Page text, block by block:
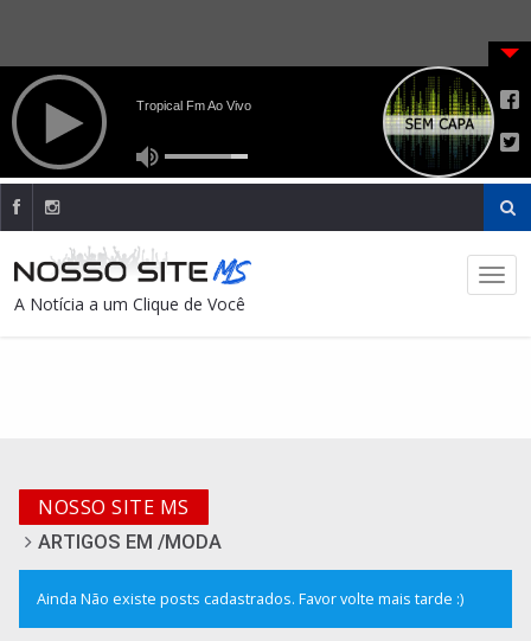
A Notícia a um Clique de Você
NOSSO SITE MS
ARTIGOS EM /MODA
Ainda Não existe posts cadastrados. Favor volte mais tarde :)